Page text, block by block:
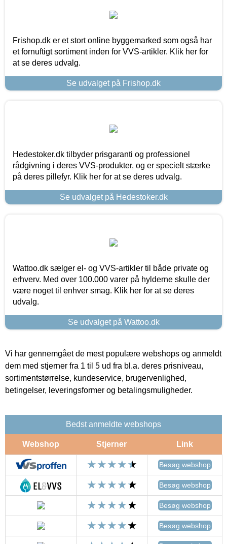
Frishop.dk er et stort online byggemarked som også har
et fornuftigt sortiment inden for VVS-artikler. Klik her for
at se deres udvalg.
Se udvalget på Frishop.dk
Hedestoker.dk tilbyder prisgaranti og professionel
rådgivning i deres VVS-produkter, og er specielt stærke
på deres pillefyr. Klik her for at se deres udvalg.
Se udvalget på Hedestoker.dk
Wattoo.dk sælger el- og VVS-artikler til både private og
erhverv. Med over 100.000 varer på hylderne skulle der
være noget til enhver smag. Klik her for at se deres
udvalg.
Se udvalget på Wattoo.dk
Vi har gennemgået de mest populære webshops og anmeldt
dem med stjerner fra 1 til 5 ud fra bl.a. deres prisniveau,
sortimentstørrelse, kundeservice, brugervenlighed,
betingelser, leveringsformer og betalingsmuligheder.
Bedst anmeldte webshops
Webshop Stjerner Link
Besøg webshop
Besøg webshop
Besøg webshop
Besøg webshop